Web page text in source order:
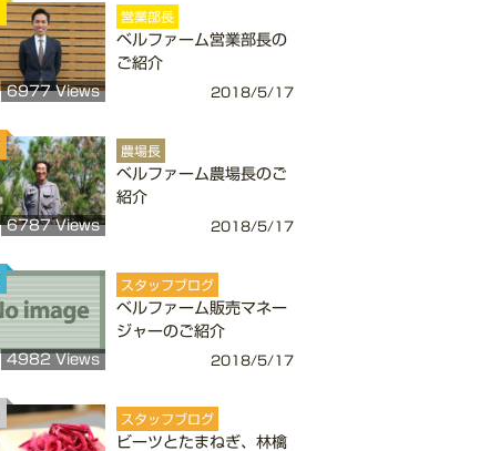
営業部長
ベルファーム営業部長の
ご紹介
6977 Views 2018/5/17
農場長
ベルファーム農場長のご
紹介
6787 Views 2018/5/17
スタッフブログ
ベルファーム販売マネー
ジャーのご紹介
4982 Views 2018/5/17
スタッフブログ
ビーツとたまねぎ、林檎